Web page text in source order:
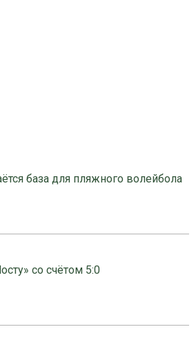
база для пляжного волейбола
со счётом 5:0